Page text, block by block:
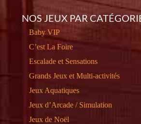
NOS JEUX PAR
Baby VIP
C’est La Foire
Escalade et Sensations
Grands Jeux et Multi-activités
Jeux Aquatiques
Jeux d’Arcade / Simulation
Jeux de Noël